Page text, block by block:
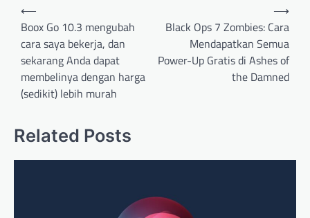
Post
navigation
⟵
Boox Go 10.3 mengubah
cara saya bekerja, dan
sekarang Anda dapat
membelinya dengan harga
(sedikit) lebih murah
Black Ops 7 Zombies: Cara
Mendapatkan Semua
Power-Up Gratis di Ashes of
the Damned
⟶
Related Posts